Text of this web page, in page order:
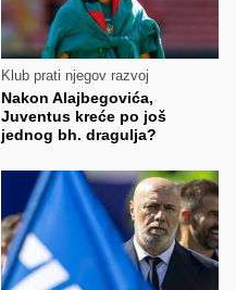
Klub prati njegov razvoj
Nakon Alajbegovića,
Juventus kreće po još
jednog bh. dragulja?